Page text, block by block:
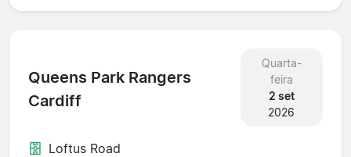
Queens Park Rangers
Cardiff
Quarta-
feira
2 set
2026
Loftus Road